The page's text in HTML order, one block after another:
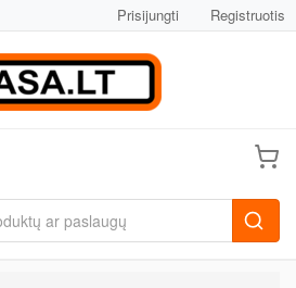
Prisijungti Registruotis